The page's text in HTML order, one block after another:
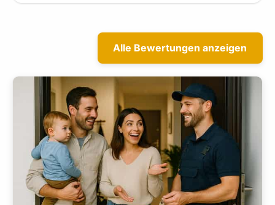
Alle Bewertungen anzeigen